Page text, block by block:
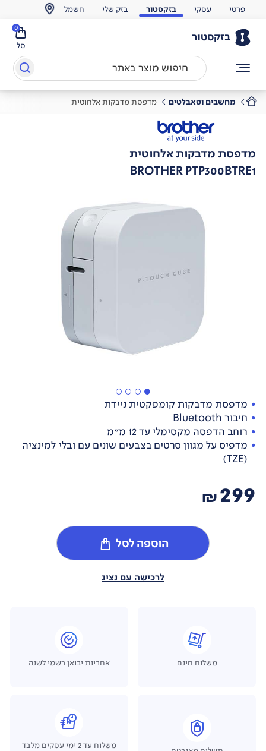
פרטי עסקי בזקסטור בזק שלי חשמל
בזקסטור
סל
0
מחשבים וטאבלטים מדפסת מדבקות אלחוטית
מדפסת מדבקות אלחוטית
BROTHER PTP300BTRE1
מדפסת מדבקות קומפקטית ניידת
חיבור Bluetooth
רוחב הדפסה מקסימלי עד 12 מ"מ
מדפיס על מגוון סרטים בצבעים שונים עם ובלי למינציה
(TZE)
299
₪
הוספה לסל
לרכישה עם נציג
משלוח חינם אחריות יבואן רשמי לשנה
משלוח עד 2 ימי עסקים מלבד